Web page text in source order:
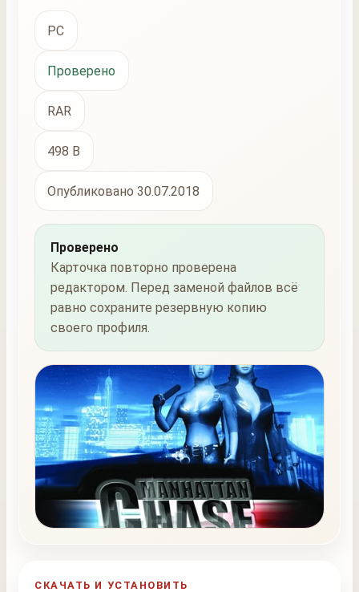
PC
Проверено
RAR
498 B
Опубликовано 30.07.2018
Проверено
Карточка повторно проверена
редактором. Перед заменой файлов всё
равно сохраните резервную копию
своего профиля.
СКАЧАТЬ И УСТАНОВИТЬ